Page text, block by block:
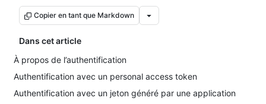
Copier en tant que Markdown
Dans cet article
À propos de l’authentification
Authentification avec un personal access token
Authentification avec un jeton généré par une application